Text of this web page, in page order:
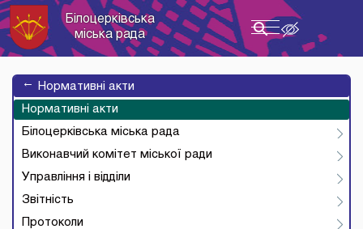
Toggle
navigation
Білоцерківська
міська рада
→
Нормативні акти
Нормативні акти
Білоцерківська міська рада
Виконавчий комітет міської ради
Управління і відділи
Звітність
Протоколи